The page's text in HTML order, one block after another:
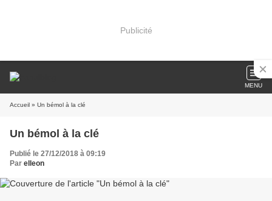
Publicité
MENU
Accueil » Un bémol à la clé
Un bémol à la clé
Publié le 27/12/2018 à 09:19
Par elleon